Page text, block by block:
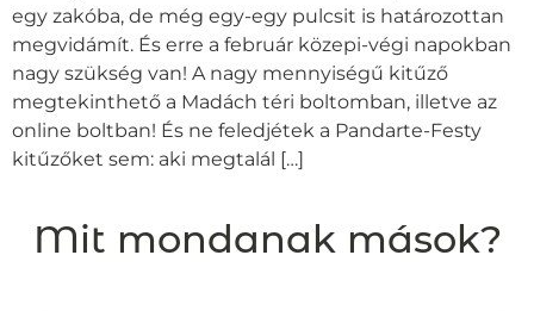
egy zakóba, de még egy-egy pulcsit is határozottan
megvidámít. És erre a február közepi-végi napokban
nagy szükség van! A nagy mennyiségű kitűző
megtekinthető a Madách téri boltomban, illetve az
online boltban! És ne feledjétek a Pandarte-Festy
kitűzőket sem: aki megtalál […]
Mit mondanak mások?